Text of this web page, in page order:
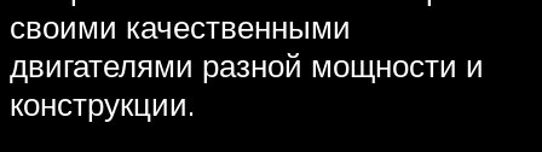
своими качественными
двигателями разной мощности и
конструкции.